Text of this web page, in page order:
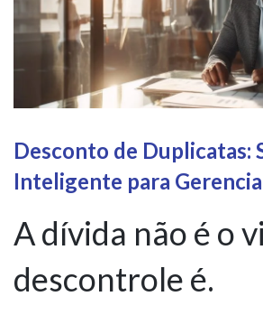
Desconto de Duplicatas:
Inteligente para
A dívida não é o
descontrole é.